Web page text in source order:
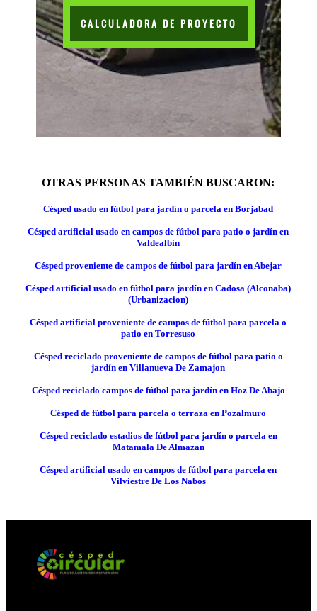
CALCULADORA DE PROYECTO
OTRAS PERSONAS TAMBIÉN BUSCARON:
Césped usado en fútbol para jardín o parcela en Borjabad
Césped artificial usado en campos de fútbol para patio o jardín en
Valdealbin
Césped proveniente de campos de fútbol para jardín en Abejar
Césped artificial usado en fútbol para jardín en Cadosa (Alconaba)
(Urbanizacion)
Césped artificial proveniente de campos de fútbol para parcela o
patio en Torresuso
Césped reciclado proveniente de campos de fútbol para patio o
jardín en Villanueva De Zamajon
Césped reciclado campos de fútbol para jardín en Hoz De Abajo
Césped de fútbol para parcela o terraza en Pozalmuro
Césped reciclado estadios de fútbol para jardín o parcela en
Matamala De Almazan
Césped artificial usado en campos de fútbol para parcela en
Vilviestre De Los Nabos